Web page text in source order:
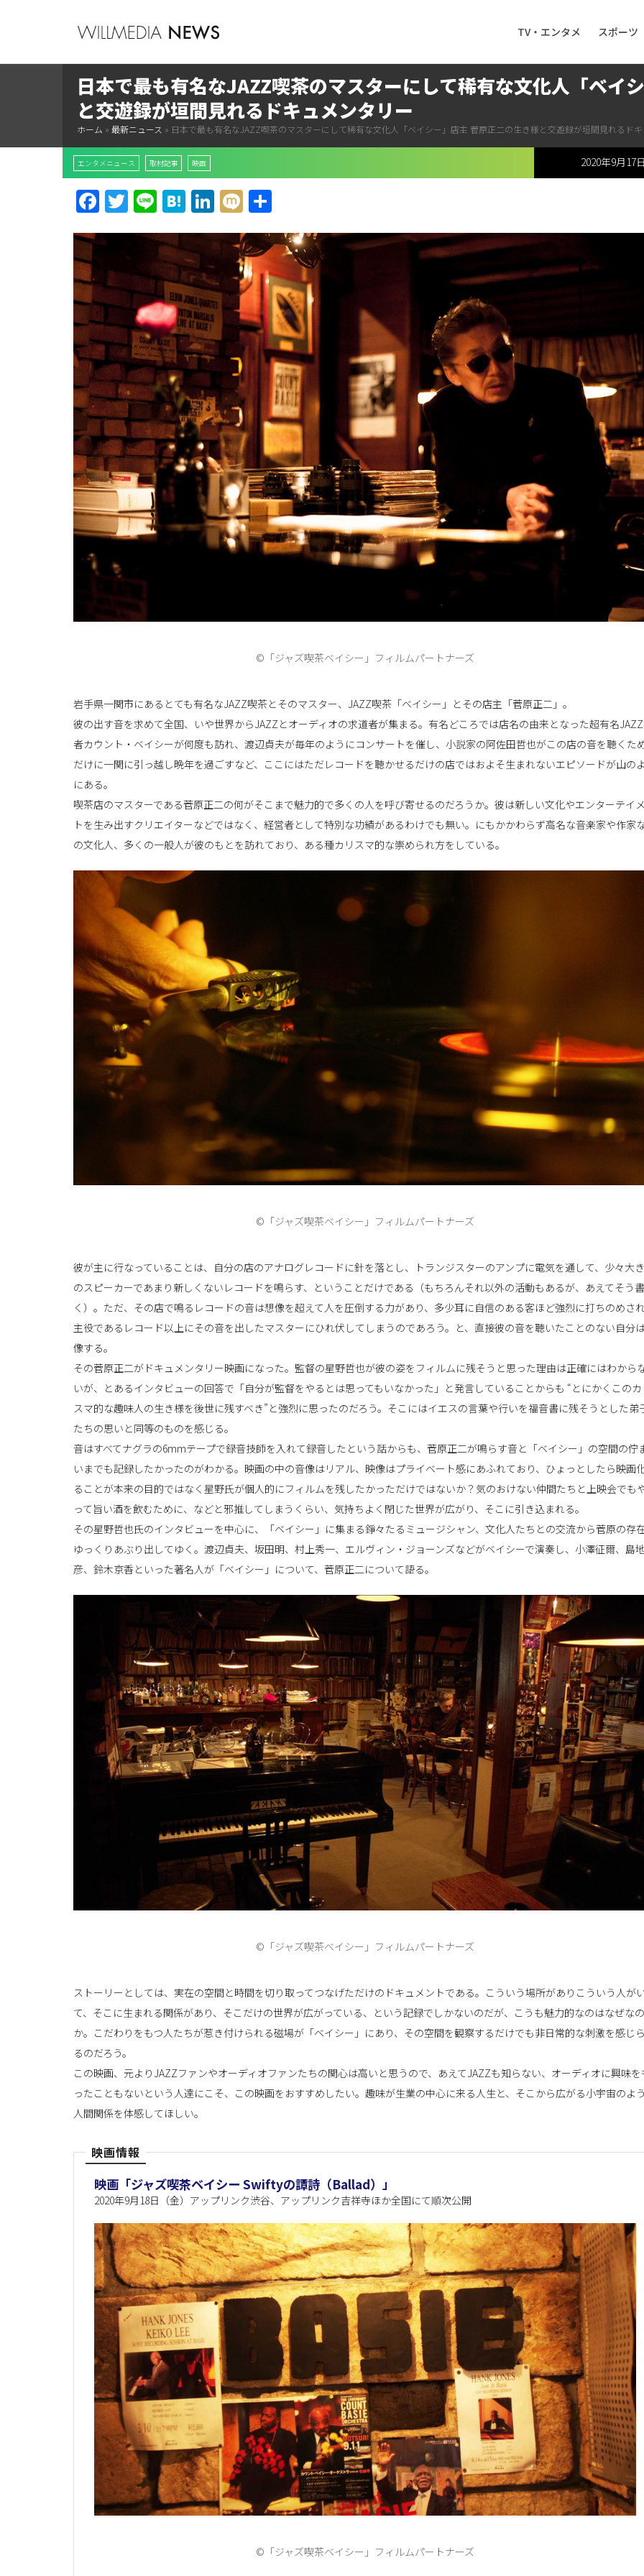
TV・エンタメ スポーツ
日本で最も有名なJAZZ喫茶のマスターにして稀有な文化人「ベイ
と交遊録が垣間見れるドキュメンタリー
ホーム » 最新ニュース » 日本で最も有名なJAZZ喫茶のマスターにして稀有な文化人「ベイシー」店主 菅原正二の生き様と交遊録が垣間見れるド
エンタメニュース 取材記事 映画 2020年9月17
Facebook
Twitter
LineHatena
LinkedIn
Mixi
有
©「ジャズ喫茶ベイシー」フィルムパートナーズ
岩手県一関市にあるとても有名なJAZZ喫茶とそのマスター、JAZZ喫茶「ベイシー」とその店主「菅原正二」。
彼の出す音を求めて全国、いや世界からJAZZとオーディオの求道者が集まる。有名どころでは店名の由来となった超有名
者カウント・ベイシーが何度も訪れ、渡辺貞夫が毎年のようにコンサートを催し、小説家の阿佐田哲也がこの店の音を聴くた
だけに一関に引っ越し晩年を過ごすなど、ここにはただレコードを聴かせるだけの店ではおよそ生まれないエピソードが山の
にある。
喫茶店のマスターである菅原正二の何がそこまで魅力的で多くの人を呼び寄せるのだろうか。彼は新しい文化やエンターテイ
トを生み出すクリエイターなどではなく、経営者として特別な功績があるわけでも無い。にもかかわらず高名な音楽家や作家
の文化人、多くの一般人が彼のもとを訪れており、ある種カリスマ的な崇められ方をしている。
©「ジャズ喫茶ベイシー」フィルムパートナーズ
彼が主に行なっていることは、自分の店のアナログレコードに針を落とし、トランジスターのアンプに電気を通して、少々大
のスピーカーであまり新しくないレコードを鳴らす、ということだけである（もちろんそれ以外の活動もあるが、あえてそう書
く）。ただ、その店で鳴るレコードの音は想像を超えて人を圧倒する力があり、多少耳に自信のある客ほど強烈に打ちのめさ
主役であるレコード以上にその音を出したマスターにひれ伏してしまうのであろう。と、直接彼の音を聴いたことのない自分
像する。
その菅原正二がドキュメンタリー映画になった。監督の星野哲也が彼の姿をフィルムに残そうと思った理由は正確にはわから
いが、とあるインタビューの回答で「自分が監督をやるとは思ってもいなかった」と発言していることからも “とにかくこの
スマ的な趣味人の生き様を後世に残すべき”と強烈に思ったのだろう。そこにはイエスの言葉や行いを福音書に残そうとした弟
たちの思いと同等のものを感じる。
音はすべてナグラの6mmテープで録音技師を入れて録音したという話からも、菅原正二が鳴らす音と「ベイシー」の空間の佇
いまでも記録したかったのがわかる。映画の中の音像はリアル、映像はプライベート感にあふれており、ひょっとしたら映画
ることが本来の目的ではなく星野氏が個人的にフィルムを残したかっただけではないか？気のおけない仲間たちと上映会でも
って旨い酒を飲むために、などと邪推してしまうくらい、気持ちよく閉じた世界が広がり、そこに引き込まれる。
その星野哲也氏のインタビューを中心に、「ベイシー」に集まる錚々たるミュージシャン、文化人たちとの交流から菅原の存
ゆっくりあぶり出してゆく。渡辺貞夫、坂田明、村上秀一、エルヴィン・ジョーンズなどがベイシーで演奏し、小澤征爾、島
彦、鈴木京香といった著名人が「ベイシー」について、菅原正二について語る。
©「ジャズ喫茶ベイシー」フィルムパートナーズ
ストーリーとしては、実在の空間と時間を切り取ってつなげただけのドキュメントである。こういう場所がありこういう人が
て、そこに生まれる関係があり、そこだけの世界が広がっている、という記録でしかないのだが、こうも魅力的なのはなぜなの
か。こだわりをもつ人たちが惹き付けられる磁場が「ベイシー」にあり、その空間を観察するだけでも非日常的な刺激を感じ
るのだろう。
この映画、元よりJAZZファンやオーディオファンたちの関心は高いと思うので、あえてJAZZも知らない、オーディオに興味を
ったこともないという人達にこそ、この映画をおすすめしたい。趣味が生業の中心に来る人生と、そこから広がる小宇宙のよ
人間関係を体感してほしい。
映画情報
映画「ジャズ喫茶ベイシー Swiftyの譚詩（Ballad）」
2020年9月18日（金）アップリンク渋谷、アップリンク吉祥寺ほか全国にて順次公開
©「ジャズ喫茶ベイシー」フィルムパートナーズ